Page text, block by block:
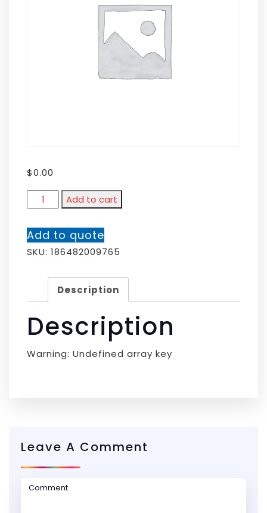
$0.00
Add to cart
Add to quote
SKU: 186482009765
Description
Description
Warning: Undefined array key
Leave A Comment